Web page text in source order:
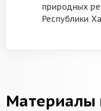
природных
Республики
Материалы